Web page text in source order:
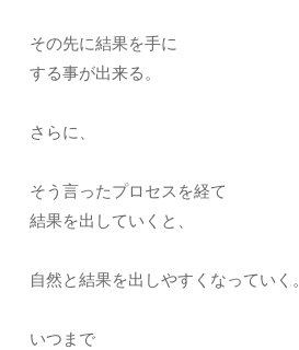
その先に結果を手に
する事が出来る。
さらに、
そう言ったプロセスを経て
結果を出していくと、
自然と結果を出しやすくなっていく。
いつまで